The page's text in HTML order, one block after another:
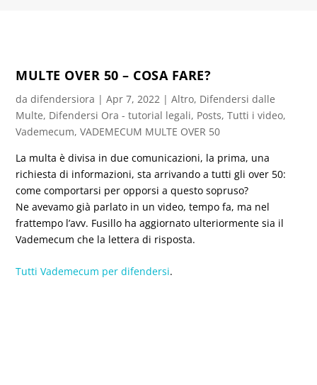
MULTE OVER 50 – COSA FARE?
dadifendersiora |Apr 7, 2022 |Altro, Difendersi dalle
Multe, Difendersi Ora - tutorial legali, Posts,Tutti i video,
Vademecum,VADEMECUM MULTE OVER 50
La multa è divisa in due comunicazioni, la prima, una
richiesta di informazioni, sta arrivando a tutti gli over 50:
come comportarsi per opporsi a questo sopruso?
Ne avevamo già parlato in un video, tempo fa, ma nel
frattempo l’avv. Fusillo ha aggiornato ulteriormente sia il
Vademecum che la lettera di risposta.
Tutti Vademecum per difendersi.